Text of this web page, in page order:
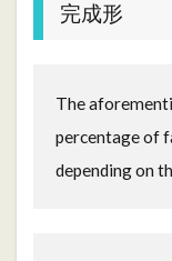
完成形
The
percentage of
depending on